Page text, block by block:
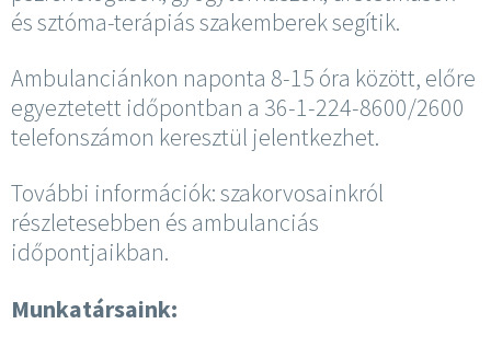
és sztóma-terápiás szakemberek segítik.
Ambulanciánkon naponta 8-15 óra között, előre
egyeztetett időpontban a 36-1-224-8600/2600
telefonszámon keresztül jelentkezhet.
További információk: szakorvosainkról
részletesebben és ambulanciás
időpontjaikban.
Munkatársaink: